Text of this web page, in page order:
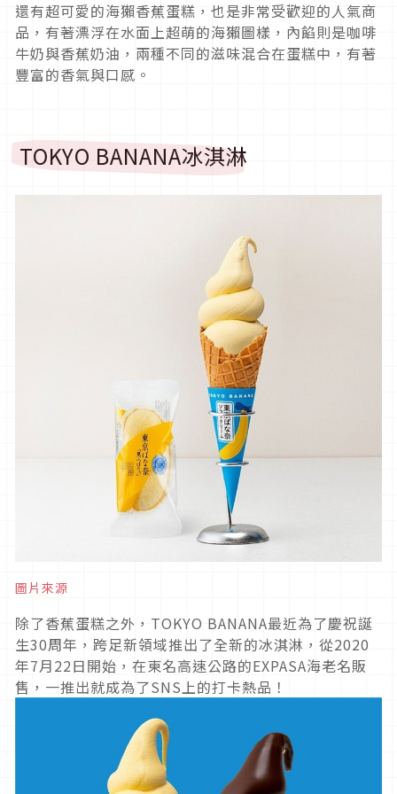
還有超可愛的海獺香蕉蛋糕，也是非常受歡迎的人氣商
品，有著漂浮在水面上超萌的海獺圖樣，內餡則是咖啡
牛奶與香蕉奶油，兩種不同的滋味混合在蛋糕中，有著
豐富的香氣與口感。
TOKYO BANANA冰淇淋
圖片來源
除了香蕉蛋糕之外，TOKYO BANANA最近為了慶祝誕
生30周年，跨足新領域推出了全新的冰淇淋，從2020
年7月22日開始，在東名高速公路的EXPASA海老名販
售，一推出就成為了SNS上的打卡熱品！